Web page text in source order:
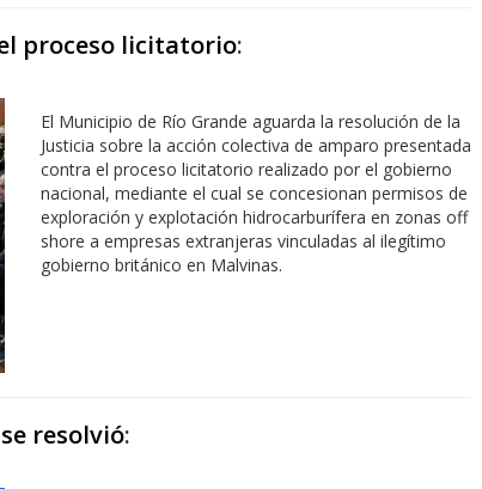
proceso licitatorio:
El Municipio de Río Grande aguarda la resolución de la
Justicia sobre la acción colectiva de amparo presentada
contra el proceso licitatorio realizado por el gobierno
nacional, mediante el cual se concesionan permisos de
exploración y explotación hidrocarburífera en zonas off
shore a empresas extranjeras vinculadas al ilegítimo
gobierno británico en Malvinas.
resolvió: